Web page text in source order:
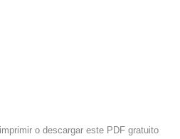
o descargar este PDF gratuito